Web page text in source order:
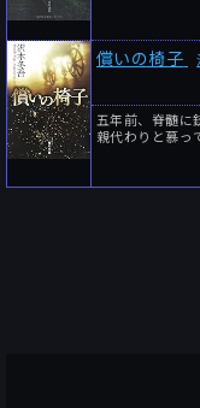
償いの椅子
五年前、脊髄に
親代わりと慕っ